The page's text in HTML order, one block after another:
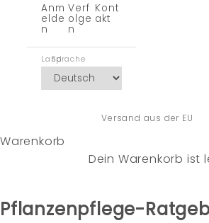
Anm
elde
n
Verf
olge
n
Kont
akt
LandSprache
Versand aus der EU
28-Tage-Pflanzengarantie
Warenkorb
Dein Warenkorb ist
Pflanzenpflege-